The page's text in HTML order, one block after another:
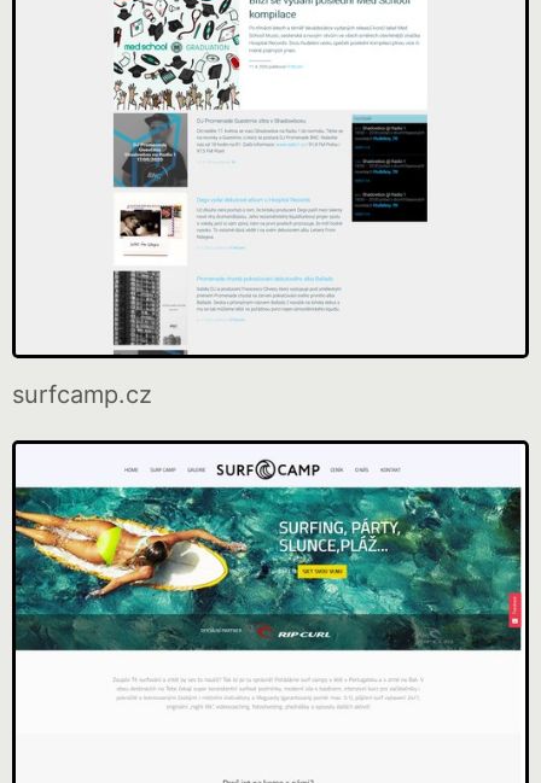
surfcamp.cz